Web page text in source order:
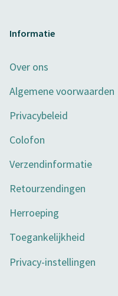
Informatie
Over ons
Algemene voorwaarden
Privacybeleid
Colofon
Verzendinformatie
Retourzendingen
Herroeping
Toegankelijkheid
Privacy-instellingen